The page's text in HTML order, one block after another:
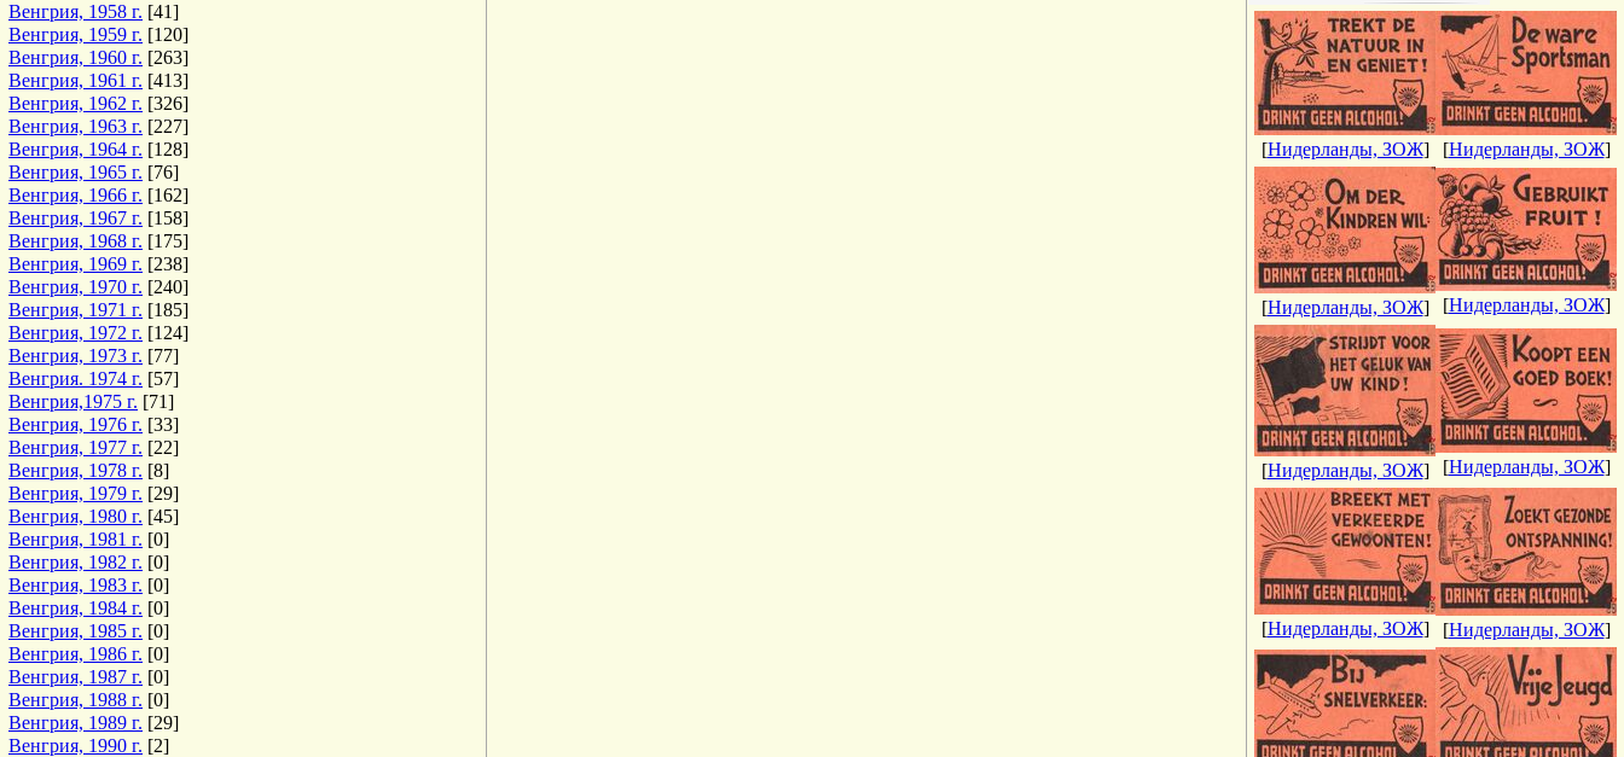
Венгрия, 1958 г. [41]
Венгрия, 1959 г. [120]
Венгрия, 1960 г. [263]
Венгрия, 1961 г. [413]
Венгрия, 1962 г. [326]
Венгрия, 1963 г. [227]
Венгрия, 1964 г. [128]
Венгрия, 1965 г. [76]
Венгрия, 1966 г. [162]
Венгрия, 1967 г. [158]
Венгрия, 1968 г. [175]
Венгрия, 1969 г. [238]
Венгрия, 1970 г. [240]
Венгрия, 1971 г. [185]
Венгрия, 1972 г. [124]
Венгрия, 1973 г. [77]
Венгрия. 1974 г. [57]
Венгрия,1975 г. [71]
Венгрия, 1976 г. [33]
Венгрия, 1977 г. [22]
Венгрия, 1978 г. [8]
Венгрия, 1979 г. [29]
Венгрия, 1980 г. [45]
Венгрия, 1981 г. [0]
Венгрия, 1982 г. [0]
Венгрия, 1983 г. [0]
Венгрия, 1984 г. [0]
Венгрия, 1985 г. [0]
Венгрия, 1986 г. [0]
Венгрия, 1987 г. [0]
Венгрия, 1988 г. [0]
Венгрия, 1989 г. [29]
Венгрия, 1990 г. [2]
[Нидерланды, ЗОЖ] [Нидерланды, ЗОЖ]
[Нидерланды, ЗОЖ] [Нидерланды, ЗОЖ]
[Нидерланды, ЗОЖ] [Нидерланды, ЗОЖ]
[Нидерланды, ЗОЖ] [Нидерланды, ЗОЖ]